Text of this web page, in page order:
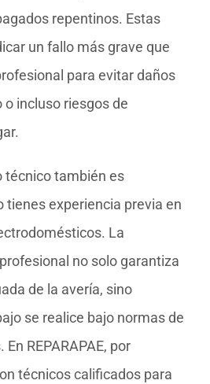
repentinos. Estas
un fallo más grave que
para evitar daños
incluso riesgos de
técnico también es
tienes experiencia previa en
La
no solo garantiza
de la avería, sino
se realice bajo normas de
REPARAPAE, por
técnicos calificados para